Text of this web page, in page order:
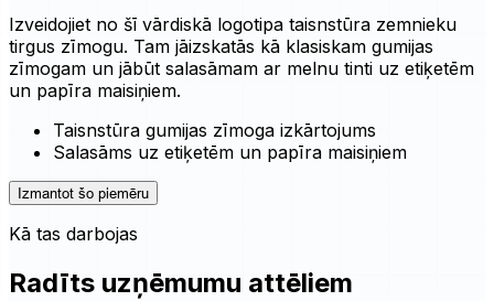
Izveidojiet no šī vārdiskā logotipa taisnstūra zemnieku
tirgus zīmogu. Tam jāizskatās kā klasiskam gumijas
zīmogam un jābūt salasāmam ar melnu tinti uz etiķetēm
un papīra maisiņiem.
Taisnstūra gumijas zīmoga izkārtojums
Salasāms uz etiķetēm un papīra maisiņiem
Izmantot šo piemēru
Kā tas darbojas
Radīts uzņēmumu attēliem